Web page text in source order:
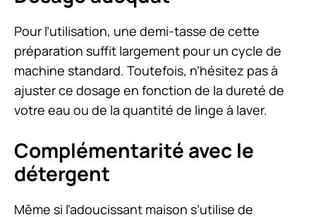
Pour l’utilisation, une demi-tasse de cette
préparation suffit largement pour un cycle de
machine standard. Toutefois, n’hésitez pas à
ajuster ce dosage en fonction de la dureté de
votre eau ou de la quantité de linge à laver.
Complémentarité avec le
détergent
Même si l’adoucissant maison s’utilise de